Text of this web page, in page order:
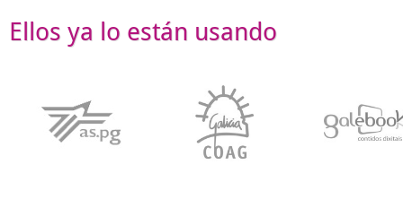
Ellos ya lo están usando